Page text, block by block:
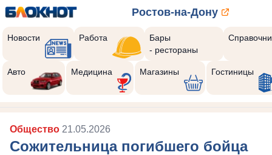
Ростов-на-Дону
Новости Работа
Бары
- рестораны
Авто Медицина Магазины Гостиницы
Общество 21.05.2026
Сожительница погибшего бойца